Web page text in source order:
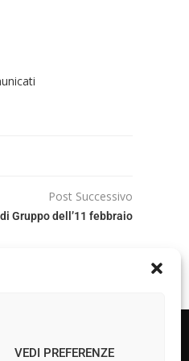
VEDI PREFERENZE
Post Successivo
Gruppo dell’11 febbraio